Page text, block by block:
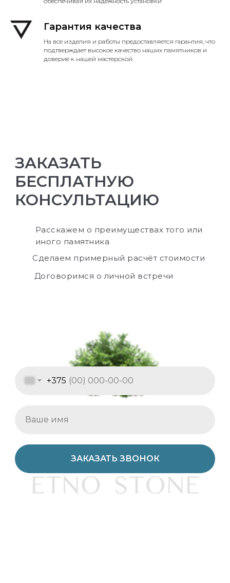
Гарантия качества
На все изделия и работы предоставляется гарантия, что
подтверждает высокое качество наших памятников и
доверие к нашей мастерской.
ЗАКАЗАТЬ
БЕСПЛАТНУЮ
КОНСУЛЬТАЦИЮ
+375
ЗАКАЗАТЬ ЗВОНОК
Расскажем о преимуществах того или
иного памятника
Сделаем примерный расчёт стоимости
Договоримся о личной встречи